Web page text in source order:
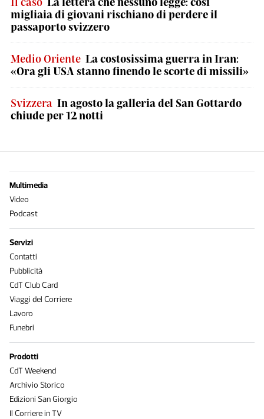
migliaia di giovani rischiano di perdere il
passaporto svizzero
Medio Oriente La costosissima guerra in Iran:
«Ora gli USA stanno finendo le scorte di missili»
Svizzera In agosto la galleria del San Gottardo
chiude per 12 notti
Multimedia
Video
Podcast
Servizi
Contatti
Pubblicità
CdT Club Card
Viaggi del Corriere
Lavoro
Funebri
Prodotti
CdT Weekend
Archivio Storico
Edizioni San Giorgio
Il Corriere in TV